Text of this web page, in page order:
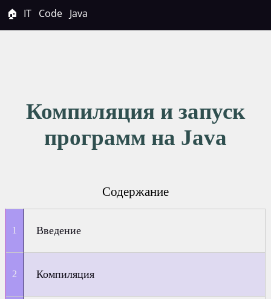
🏠 IT Code Java
Компиляция и запуск
программ на Java
Содержание
Введение
Компиляция